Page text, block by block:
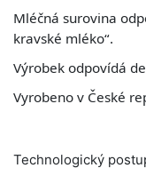
Mléčná surovina
kravské mléko“.
Výrobek odpovídá
Vyrobeno v České
Technologický